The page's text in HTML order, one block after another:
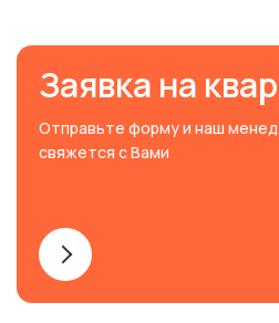
Заявка на
Отправьте форму и наш
свяжется с Вами